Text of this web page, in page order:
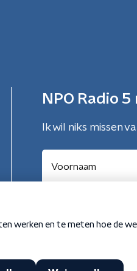
NPO Radio
Ik wil niks missen